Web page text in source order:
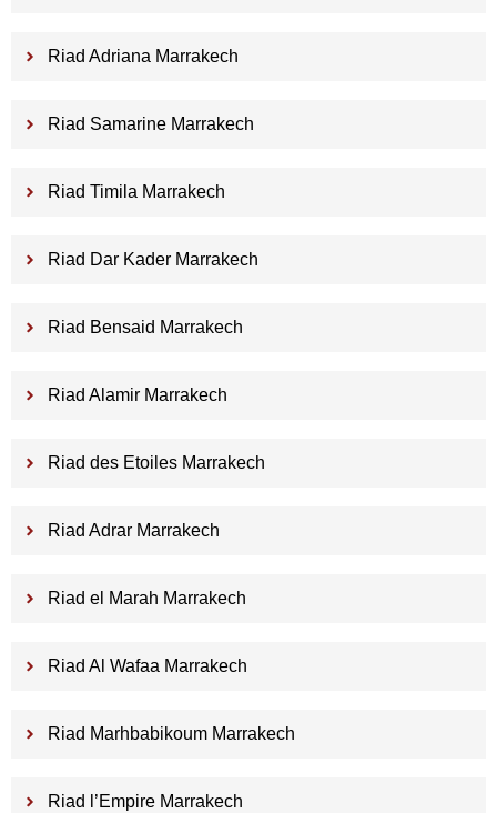
Riad Adriana Marrakech
Riad Samarine Marrakech
Riad Timila Marrakech
Riad Dar Kader Marrakech
Riad Bensaid Marrakech
Riad Alamir Marrakech
Riad des Etoiles Marrakech
Riad Adrar Marrakech
Riad el Marah Marrakech
Riad Al Wafaa Marrakech
Riad Marhbabikoum Marrakech
Riad l’Empire Marrakech